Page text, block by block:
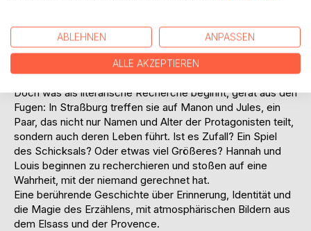
von Graufthal begann.
Hannah lässt sich inspirieren und schreibt. Bei einer Lesung
begegnet sie dem Franzosen Louis. Gemeinsam reisen sie
ins Elsass, um den Spuren ihrer Romanfiguren zu folgen.
Doch was als literarische Recherche beginnt, gerät aus den
Fugen: In Straßburg treffen sie auf Manon und Jules, ein
Paar, das nicht nur Namen und Alter der Protagonisten teilt,
sondern auch deren Leben führt. Ist es Zufall? Ein Spiel
des Schicksals? Oder etwas viel Größeres? Hannah und
Louis beginnen zu recherchieren und stoßen auf eine
Wahrheit, mit der niemand gerechnet hat.
Eine berührende Geschichte über Erinnerung, Identität und
die Magie des Erzählens, mit atmosphärischen Bildern aus
dem Elsass und der Provence.
ABLEHNEN ANPASSEN
ALLE AKZEPTIEREN